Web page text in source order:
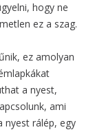
hogy ne
ez a szag.
ez amolyan
a nyest,
ami
nyest rálép, egy